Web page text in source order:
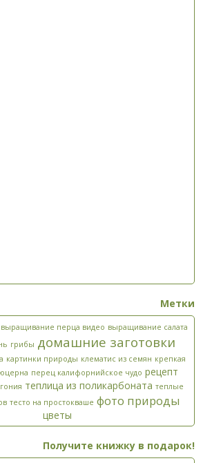
одиннадцать
Метки
выращивание перца видео выращивание салата
грибы домашние заготовки
картинки природы клематис из семян крепкая
перец калифорнийское чудо рецепт
теплица из поликарбоната теплые
тесто на простокваше фото природы
цветы
Получите книжку в подарок!